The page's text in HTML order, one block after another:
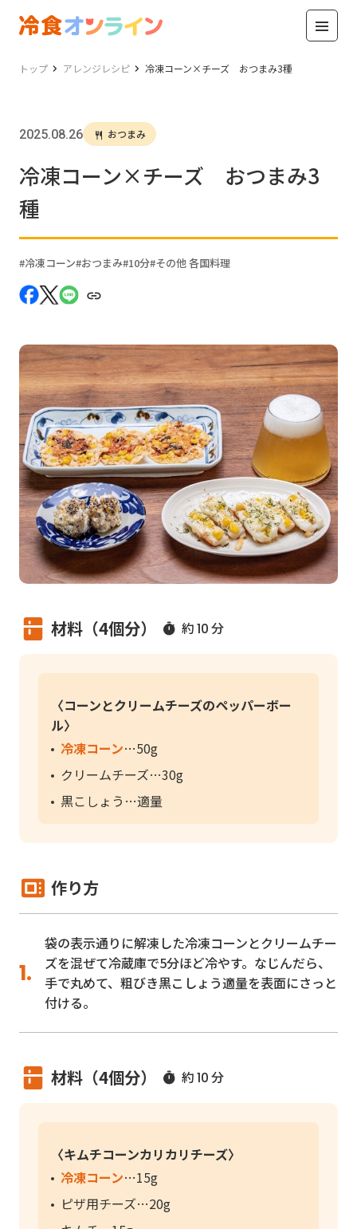
トップ アレンジレシピ 冷凍コーン×チーズ おつまみ3種
2025.08.26 おつまみ
冷凍コーン×チーズ おつまみ3
種
冷凍コーン おつまみ 10分 その他 各国料理
材料（4個分） 約10分
〈コーンとクリームチーズのペッパーボー
ル〉
冷凍コーン
50g
クリームチーズ
30g
黒こしょう
適量
作り方
袋の表示通りに解凍した冷凍コーンとクリームチー
ズを混ぜて冷蔵庫で5分ほど冷やす。なじんだら、
手で丸めて、粗びき黒こしょう適量を表面にさっと
付ける。
材料（4個分） 約10分
〈キムチコーンカリカリチーズ〉
冷凍コーン
15g
ピザ用チーズ
20g